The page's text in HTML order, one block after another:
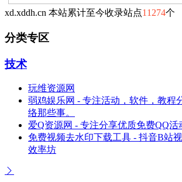
xd.xddh.cn 本站累计至今收录站点11274个
分类专区
技术
玩维资源网
弱鸡娱乐网 - 专注活动，软件，教程
络那些事。
爱Q资源网 - 专注分享优质免费QQ活
免费视频去水印下载工具 - 抖音B站
效率坊